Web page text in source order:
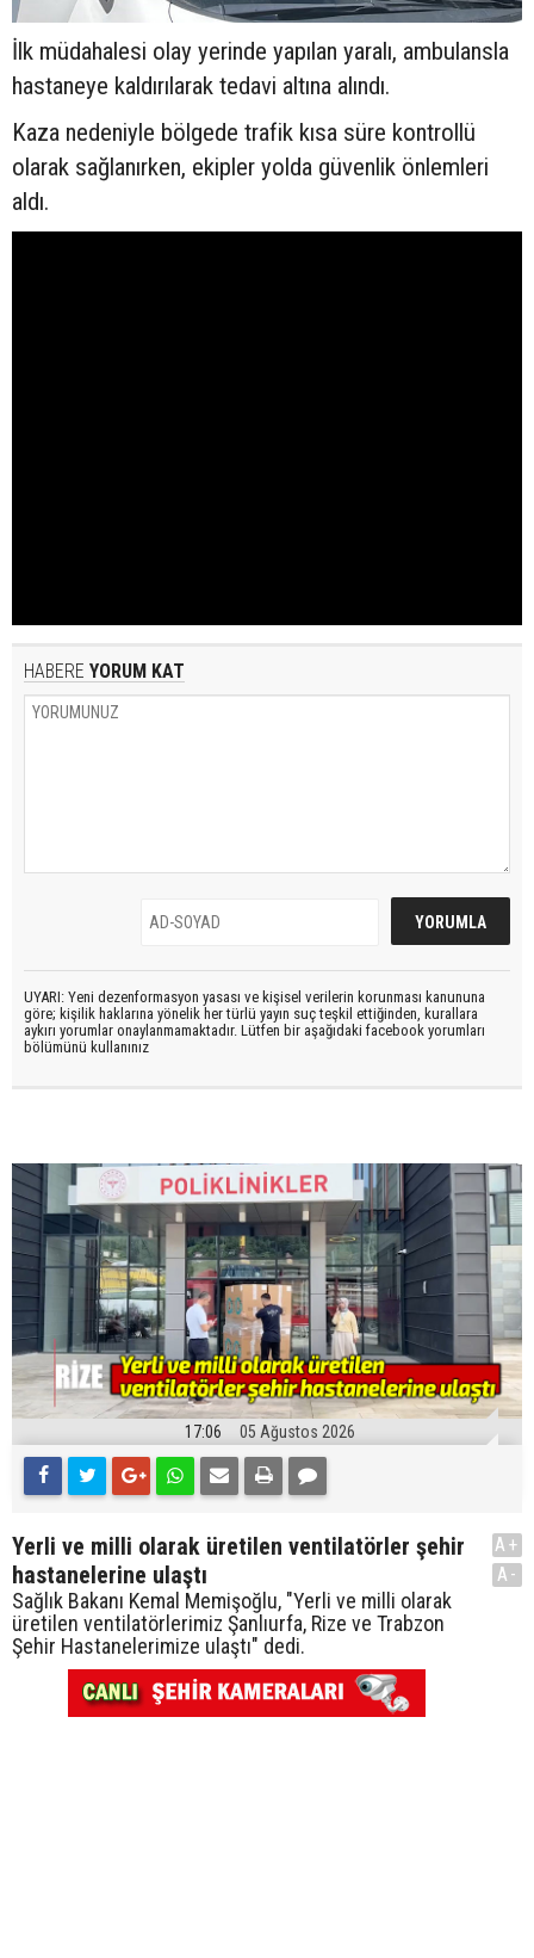
İlk müdahalesi olay yerinde yapılan yaralı, ambulansla
hastaneye kaldırılarak tedavi altına alındı.
Kaza nedeniyle bölgede trafik kısa süre kontrollü
olarak sağlanırken, ekipler yolda güvenlik önlemleri
aldı.
HABERE YORUM KAT
UYARI: Yeni dezenformasyon yasası ve kişisel verilerin korunması kanununa
göre; kişilik haklarına yönelik her türlü yayın suç teşkil ettiğinden, kurallara
aykırı yorumlar onaylanmamaktadır. Lütfen bir aşağıdaki facebook yorumları
bölümünü kullanınız
17:06 05 Ağustos 2026
Yerli ve milli olarak üretilen ventilatörler şehir
hastanelerine ulaştı
Sağlık Bakanı Kemal Memişoğlu, "Yerli ve milli olarak
üretilen ventilatörlerimiz Şanlıurfa, Rize ve Trabzon
Şehir Hastanelerimize ulaştı" dedi.
A+
A-